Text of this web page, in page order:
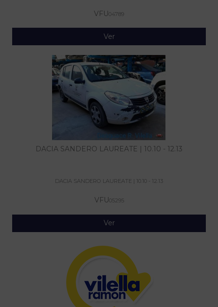
VFU04789
Ver
DACIA SANDERO LAUREATE | 10.10 - 12.13
DACIA SANDERO LAUREATE | 10.10 - 12.13
VFU05295
Ver